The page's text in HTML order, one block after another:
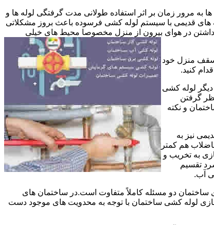
به مرور زمان بر اثر استفاده طولانی مدت گرفتگی لوله ها و
های قدیمی با سیستم لوله کشی فرسوده باعث بروز مشکلاتی
داشتن در هوای بیرون از منزل مخصوصا محیط های خیلی
سقف منزل خود
کنید.
لوله کشی
گرفتن
و نکته
نیز به
هم کمتر
به تخریب و
تقسیم
آب.
دو مسئله کاملاً متفاوت است.در ساختمان های
لوله کشی ساختمان با توجه به محدویت های موجود دست